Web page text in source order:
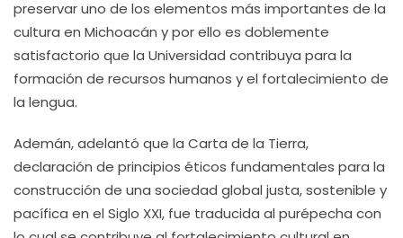
preservar uno de los elementos más importantes de la
cultura en Michoacán y por ello es doblemente
satisfactorio que la Universidad contribuya para la
formación de recursos humanos y el fortalecimiento de
la lengua.
Ademán, adelantó que la Carta de la Tierra,
declaración de principios éticos fundamentales para la
construcción de una sociedad global justa, sostenible y
pacífica en el Siglo XXI, fue traducida al purépecha con